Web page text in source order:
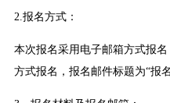
2.报名方式：
本次报名采用电子邮箱方式报
方式报名，报名邮件标题为“报